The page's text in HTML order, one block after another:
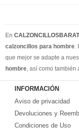
En
calzoncillos para hombre
que mejor se adapte a
hombre , así como
Armain, Versace, Ralph
cotidiano, también
hombres. Creemos que
necesita en nuestro sitio
online. Recuerde, si no
INFORMACIÓN
Aviso de privacidad
Devoluciones y
Condiciones de Uso